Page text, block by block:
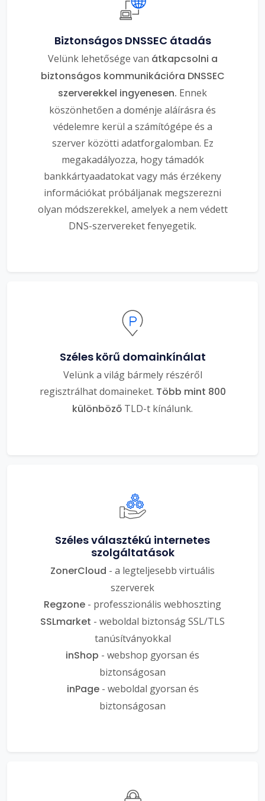
Biztonságos DNSSEC átadás
Velünk lehetősége van átkapcsolni a
biztonságos kommunikációra DNSSEC
szerverekkel ingyenesen. Ennek
köszönhetően a doménje aláírásra és
védelemre kerül a számítógépe és a
szerver közötti adatforgalomban. Ez
megakadályozza, hogy támadók
bankkártyaadatokat vagy más érzékeny
információkat próbáljanak megszerezni
olyan módszerekkel, amelyek a nem védett
DNS-szervereket fenyegetik.
Széles körű domainkínálat
Velünk a világ bármely részéről
regisztrálhat domaineket. Több mint 800
különböző TLD-t kínálunk.
Széles választékú internetes
szolgáltatások
ZonerCloud - a legteljesebb virtuális
szerverek
Regzone - professzionális webhoszting
SSLmarket - weboldal biztonság SSL/TLS
tanúsítványokkal
inShop - webshop gyorsan és
biztonságosan
inPage- weboldal gyorsan és
biztonságosan